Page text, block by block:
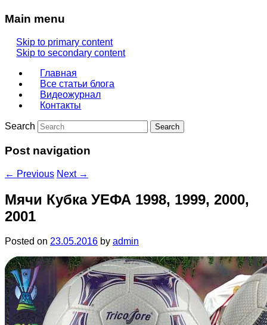
Main menu
Skip to primary content
Skip to secondary content
Главная
Все статьи блога
Видеожурнал
Контакты
Search
Post navigation
← Previous Next →
Мячи Кубка УЕФА 1998, 1999, 2000,
2001
Posted on 23.05.2016 by admin